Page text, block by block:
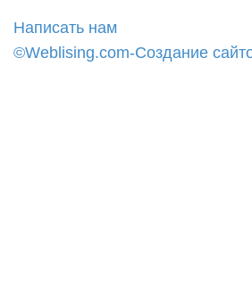
Написать нам
©Web lising.com-Создание